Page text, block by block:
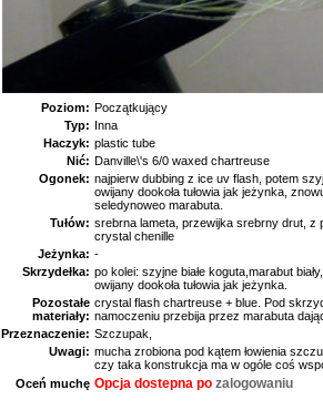
Poziom: Początkujący
Typ: Inna
Haczyk: plastic tube
Nić: Danville\'s 6/0 waxed chartreuse
Ogonek: najpierw dubbing z ice uv flash, potem
owijany dookoła tułowia jak jeżynka,
seledynoweo marabuta.
Tułów: srebrna lameta, przewijka srebrny drut, z
crystal chenille
Jeżynka: -
Skrzydełka: po kolei: szyjne białe koguta,marabut
owijany dookoła tułowia jak jeżynka.
Pozostałe
materiały:
crystal flash chartreuse + blue. Pod
namoczeniu przebija przez marabuta
Przeznaczenie: Szczupak,
Uwagi: mucha zrobiona pod kątem łowienia
czy taka konstrukcja ma w ogóle coś
Oceń muchę Opcja dostepna po zalogowaniu